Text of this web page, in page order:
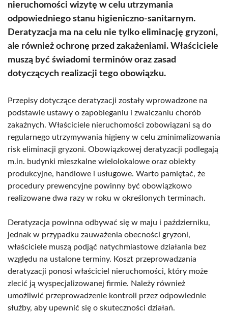
nieruchomości wizytę w celu utrzymania
odpowiedniego stanu higieniczno-sanitarnym.
Deratyzacja ma na celu nie tylko eliminację gryzoni,
ale również ochronę przed zakażeniami. Właściciele
muszą być świadomi terminów oraz zasad
dotyczących realizacji tego obowiązku.
Przepisy dotyczące deratyzacji zostały wprowadzone na
podstawie ustawy o zapobieganiu i zwalczaniu chorób
zakaźnych. Właściciele nieruchomości zobowiązani są do
regularnego utrzymywania higieny w celu zminimalizowania
risk eliminacji gryzoni. Obowiązkowej deratyzacji podlegają
m.in. budynki mieszkalne wielolokalowe oraz obiekty
produkcyjne, handlowe i usługowe. Warto pamiętać, że
procedury prewencyjne powinny być obowiązkowo
realizowane dwa razy w roku w określonych terminach.
Deratyzacja powinna odbywać się w maju i październiku,
jednak w przypadku zauważenia obecności gryzoni,
właściciele muszą podjąć natychmiastowe działania bez
względu na ustalone terminy. Koszt przeprowadzania
deratyzacji ponosi właściciel nieruchomości, który może
zlecić ją wyspecjalizowanej firmie. Należy również
umożliwić przeprowadzenie kontroli przez odpowiednie
służby, aby upewnić się o skuteczności działań.